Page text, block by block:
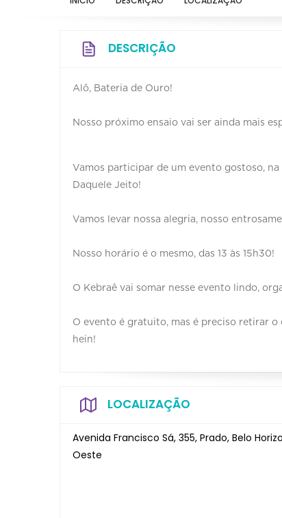
DESCRIÇÃO
Alô, Bateria de Ouro!
Nosso próximo ensaio vai ser ainda mais
Vamos participar de um evento gostoso,
Daquele Jeito!
Vamos levar nossa alegria, nosso
Nosso horário é o mesmo, das 13 às 15h30!
O Kebraê vai somar nesse evento lindo,
O evento é gratuito, mas é preciso retirar
hein!
LOCALIZAÇÃO
Avenida Francisco Sá, 355, Prado, Belo
Oeste